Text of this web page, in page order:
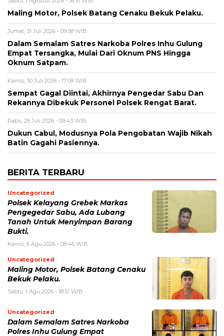
Maling Motor, Polsek Batang Cenaku Bekuk Pelaku.
Jumat, 31 Juli 2026 - 09:58 WIB
Dalam Semalam Satres Narkoba Polres Inhu Gulung
Empat Tersangka, Mulai Dari Oknum PNS Hingga
Oknum Satpam.
Kamis, 30 Juli 2026 - 17:09 WIB
Sempat Gagal Diintai, Akhirnya Pengedar Sabu Dan
Rekannya Dibekuk Personel Polsek Rengat Barat.
Rabu, 29 Juli 2026 - 09:43 WIB
Dukun Cabul, Modusnya Pola Pengobatan Wajib Nikah
Batin Gagahi Pasiennya.
BERITA TERBARU
Uncategorized
Polsek Kelayang Grebek Markas
Pengegedar Sabu, Ada Lubang
Tanah Untuk Menyimpan Barang
Bukti.
Kamis, 6 Agu 2026 - 08:46 WIB
Uncategorized
Maling Motor, Polsek Batang Cenaku
Bekuk Pelaku.
Sabtu, 1 Agu 2026 - 18:51 WIB
Uncategorized
Dalam Semalam Satres Narkoba
Polres Inhu Gulung Empat